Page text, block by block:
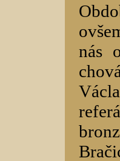
nás